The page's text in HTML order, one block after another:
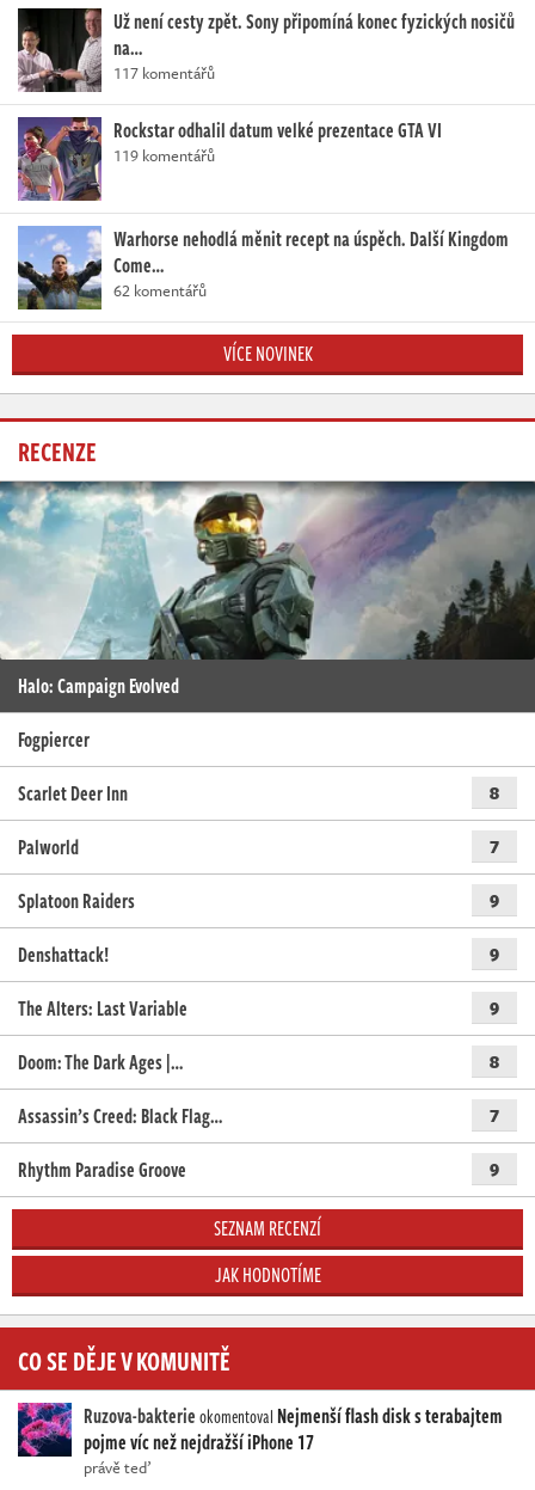
Už není cesty zpět. Sony připomíná konec fyzických nosičů
na…
117 komentářů
Rockstar odhalil datum velké prezentace GTA VI
119 komentářů
Warhorse nehodlá měnit recept na úspěch. Další Kingdom
Come…
62 komentářů
VÍCE NOVINEK
RECENZE
Halo: Campaign Evolved
Fogpiercer
Scarlet Deer Inn
8
Palworld 7
Splatoon Raiders 9
Denshattack! 9
The Alters: Last Variable 9
Doom: The Dark Ages |… 8
Assassin’s Creed: Black Flag… 7
Rhythm Paradise Groove 9
SEZNAM RECENZÍ
JAK HODNOTÍME
CO SE DĚJE V KOMUNITĚ
Ruzova-bakterieokomentoval Nejmenší flash disk s terabajtem
pojme víc než nejdražší iPhone 17
právě teď